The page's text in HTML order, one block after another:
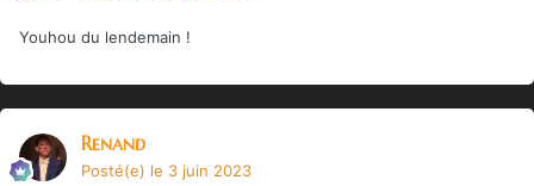
Youhou du lendemain !
Renand
Posté(e) le 3 juin 2023